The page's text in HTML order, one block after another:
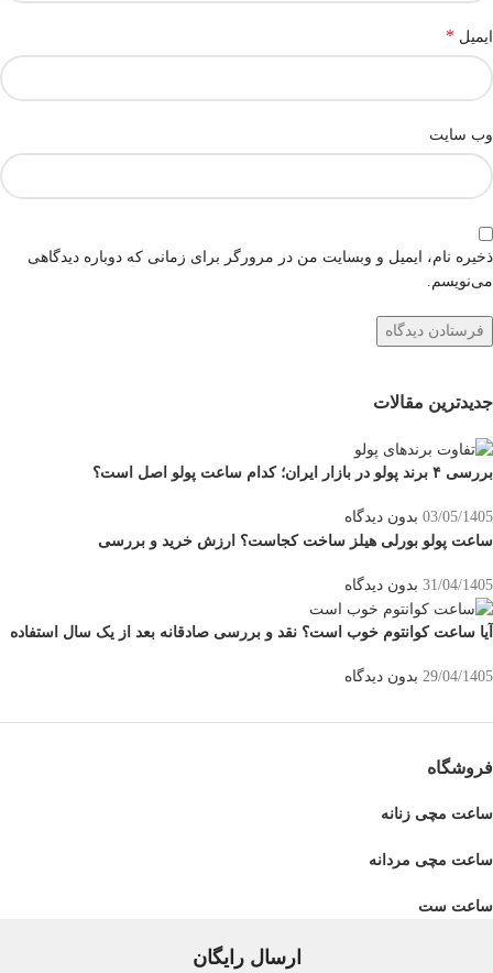
جدیدترین مقالات
بررسی ۴ برند پولو در بازار ایران؛ کدام ساعت پولو اصل است؟
03/05/1405 بدون دیدگاه
ساعت پولو بورلی هیلز ساخت کجاست؟ ارزش خرید و بررسی
31/04/1405 بدون دیدگاه
آیا ساعت کوانتوم خوب است؟ نقد و بررسی صادقانه بعد از یک سال استفاده
29/04/1405 بدون دیدگاه
فروشگاه
ساعت مچی زنانه
ساعت مچی مردانه
ساعت ست
ایمیل *
وب‌ سایت
ذخیره نام، ایمیل و وبسایت من در مرورگر برای زمانی که دوباره دیدگاهی
می‌نویسم.
ارسال رایگان